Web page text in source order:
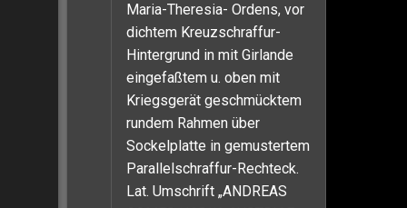
Maria-Theresia- Ordens, vor
dichtem Kreuzschraffur-
Hintergrund in mit Girlande
eingefaßtem u. oben mit
Kriegsgerät geschmücktem
rundem Rahmen über
Sockelplatte in gemustertem
Parallelschraffur-Rechteck.
Lat. Umschrift „ANDREAS